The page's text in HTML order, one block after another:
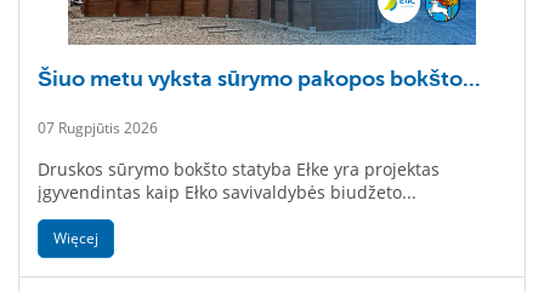
Šiuo metu vyksta sūrymo pakopos bokšto...
07 Rugpjūtis 2026
Druskos sūrymo bokšto statyba Ełke yra projektas
įgyvendintas kaip Ełko savivaldybės biudžeto...
Więcej